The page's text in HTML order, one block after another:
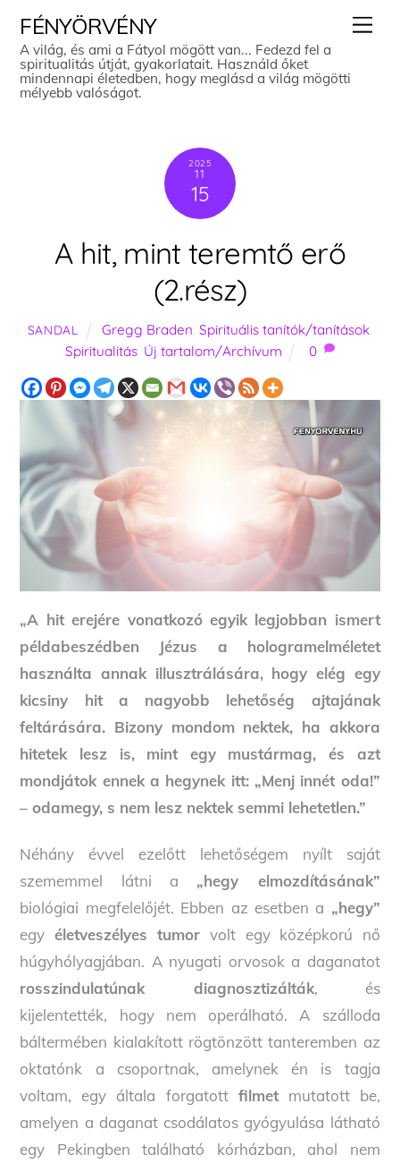
content
FÉNYÖRVÉNY
A világ, és ami a Fátyol mögött van... Fedezd fel a
spiritualitás útját, gyakorlatait. Használd őket
mindennapi életedben, hogy meglásd a világ mögötti
mélyebb valóságot.
2025
11
15
A hit, mint teremtő erő
(2.rész)
SANDAL Gregg Braden ,Spirituális tanítók/tanítások
Spiritualitás, Új tartalom/Archívum 0
„A hit erejére vonatkozó egyik legjobban ismert
példabeszédben Jézus a hologramelméletet
használta annak illusztrálására, hogy elég egy
kicsiny hit a nagyobb lehetőség ajtajának
feltárására. Bizony mondom nektek, ha akkora
hitetek lesz is, mint egy mustármag, és azt
mondjátok ennek a hegynek itt: „Menj innét oda!”
– odamegy, s nem lesz nektek semmi lehetetlen.”
Néhány évvel ezelőtt lehetőségem nyílt saját
szememmel látni a „hegy elmozdításának”
biológiai megfelelőjét. Ebben az esetben a „hegy”
egy életveszélyes tumor volt egy középkorú nő
húgyhólyagjában. A nyugati orvosok a daganatot
rosszindulatúnak diagnosztizálták, és
kijelentették, hogy nem operálható. A szálloda
báltermében kialakított rögtönzött tanteremben az
oktatónk a csoportnak, amelynek én is tagja
voltam, egy általa forgatott filmetmutatott be,
amelyen a daganat csodálatos gyógyulása látható
egy Pekingben található kórházban, ahol nem